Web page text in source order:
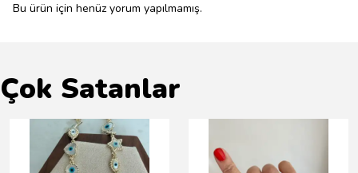
Bu ürün için henüz yorum yapılmamış.
Çok Satanlar